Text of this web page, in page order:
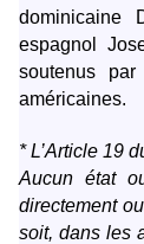
dominicaine
espagnol
soutenus
américaines.
* L’Article 19
Aucun état
directement
soit, dans les